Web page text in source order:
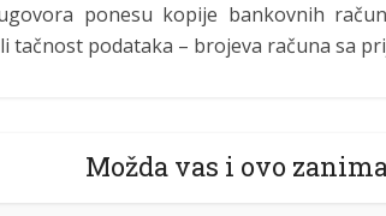
ponesu kopije bankovnih
tačnost podataka – brojeva računa sa
Možda vas i ovo